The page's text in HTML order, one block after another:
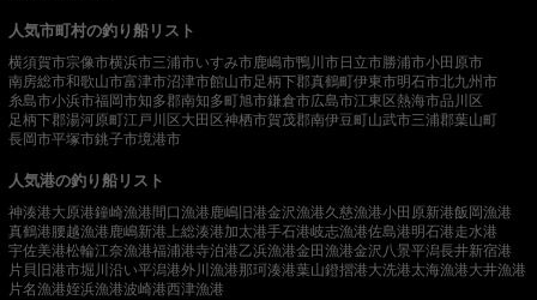
人気市町村の釣り船リスト
横須賀市宗像市横浜市三浦市いすみ市鹿嶋市鴨川市 日立市勝浦市小田原市
南房総市和歌山市富津市沼津市館山市足柄下郡真鶴町伊東市明石市北九州市
糸島市小浜市福岡市知多郡南知多町旭市鎌倉市広島市江東区熱海市品川区
足柄下郡湯河原町江戸川区 大田区神栖市賀茂郡南伊豆町山武市三浦郡葉山町
長岡市平塚市銚子市境港市
人気港の釣り船リスト
神湊港大原港鐘崎漁港 間口漁港鹿嶋旧港金沢漁港久慈漁港小田原新港飯岡漁港
真鶴港 腰越漁港鹿嶋新港 上総湊港加太港手石港岐志漁港佐島港明石港走水港
宇佐美港松輪江奈漁港福浦港寺泊港乙浜漁港金田漁港金沢八景平潟長井新宿港
片貝旧港市堀川沿い平潟港外川漁港那珂湊港葉山鐙摺港大洗港太海漁港大井漁港
片名漁港姪浜漁港波崎港西津漁港